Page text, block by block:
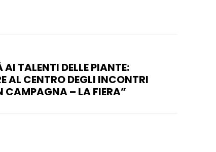
TALENTI DELLE PIANTE:
AL CENTRO DEGLI INCONTRI
CAMPAGNA – LA FIERA”